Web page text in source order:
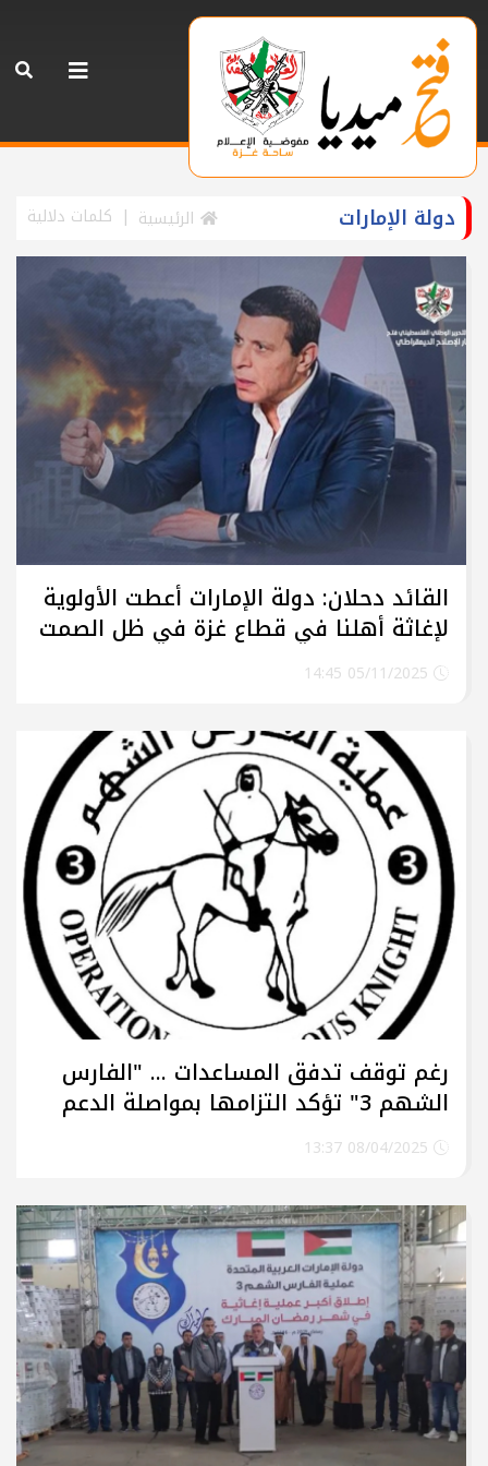
دولة الإمارات الرئيسية كلمات دلالية
القائد دحلان: دولة الإمارات أعطت الأولوية
لإغاثة أهلنا في قطاع غزة في ظل الصمت
الدولي
رغم توقف تدفق المساعدات ... "الفارس
الشهم 3" تؤكد التزامها بمواصلة الدعم
الإنساني في قطاع غزة